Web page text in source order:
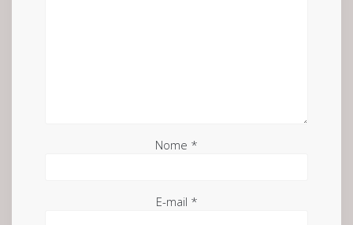
Nome *
E-mail *